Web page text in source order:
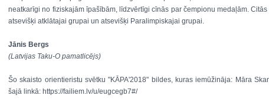
neatkarīgi no fiziskajām īpašībām, līdzvērtīgi cīnās par čempionu medaļām.
atsevišķi atklātajai grupai un atsevišķi Paralimpiskajai grupai.
Jānis Bergs
(Latvijas Taku-O pamatlicējs)
Šo skaisto orientieristu svētku "KĀPA'2018" bildes, kuras iemūžināja: Māra
šajā linkā: https://failiem.lv/u/eugcegb7#/